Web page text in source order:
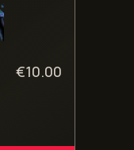
€10.00